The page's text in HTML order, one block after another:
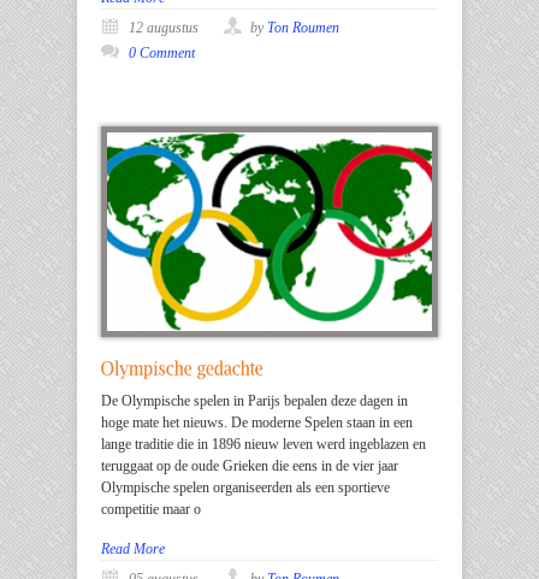
12 augustus
byTon Roumen
0 Comment
De Olympische spelen in Parijs bepalen deze dagen in
hoge mate het nieuws. De moderne Spelen staan in een
lange traditie die in 1896 nieuw leven werd ingeblazen en
teruggaat op de oude Grieken die eens in de vier jaar
Olympische spelen organiseerden als een sportieve
competitie maar o
Read More